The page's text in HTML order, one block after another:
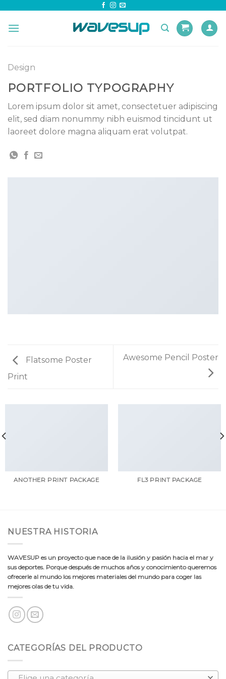
content
Design
PORTFOLIO TYPOGRAPHY
Lorem ipsum dolor sit amet, consectetuer adipiscing
elit, sed diam nonummy nibh euismod tincidunt ut
laoreet dolore magna aliquam erat volutpat.
Flatsome Poster
Print
Awesome Pencil Poster
ANOTHER PRINT PACKAGE FL3 PRINT PACKAGE
NUESTRA HISTORIA
WAVESUP es un proyecto que nace de la ilusión y pasión hacia el mar y
sus deportes. Porque después de muchos años y conocimiento queremos
ofrecerle al mundo los mejores materiales del mundo para coger las
mejores olas de tu vida.
CATEGORÍAS DEL PRODUCTO